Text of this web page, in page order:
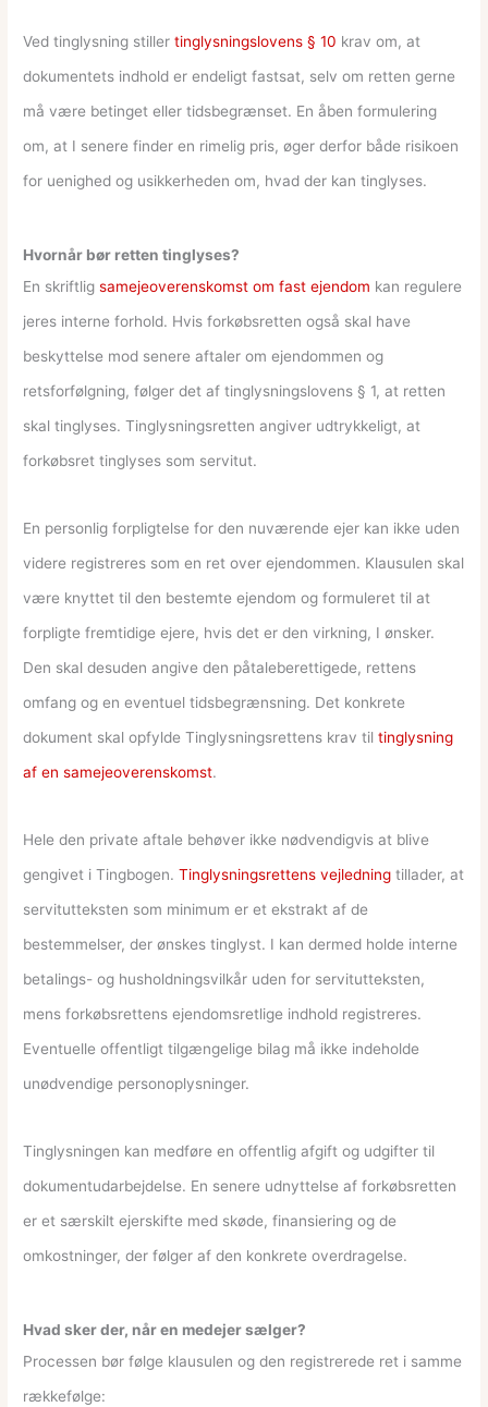
Ved tinglysning stillertinglysningslovens § 10 krav om, at
dokumentets indhold er endeligt fastsat, selv om retten gerne
må være betinget eller tidsbegrænset. En åben formulering
om, at I senere finder en rimelig pris, øger derfor både risikoen
for uenighed og usikkerheden om, hvad der kan tinglyses.
Hvornår bør retten tinglyses?
En skriftligsamejeoverenskomst om fast ejendom kan regulere
jeres interne forhold. Hvis forkøbsretten også skal have
beskyttelse mod senere aftaler om ejendommen og
retsforfølgning, følger det af tinglysningslovens § 1, at retten
skal tinglyses. Tinglysningsretten angiver udtrykkeligt, at
forkøbsret tinglyses som servitut.
En personlig forpligtelse for den nuværende ejer kan ikke uden
videre registreres som en ret over ejendommen. Klausulen skal
være knyttet til den bestemte ejendom og formuleret til at
forpligte fremtidige ejere, hvis det er den virkning, I ønsker.
Den skal desuden angive den påtaleberettigede, rettens
omfang og en eventuel tidsbegrænsning. Det konkrete
dokument skal opfylde Tinglysningsrettens krav tiltinglysning
af en samejeoverenskomst.
Hele den private aftale behøver ikke nødvendigvis at blive
gengivet i Tingbogen.Tinglysningsrettens vejledning tillader, at
servitutteksten som minimum er et ekstrakt af de
bestemmelser, der ønskes tinglyst. I kan dermed holde interne
betalings- og husholdningsvilkår uden for servitutteksten,
mens forkøbsrettens ejendomsretlige indhold registreres.
Eventuelle offentligt tilgængelige bilag må ikke indeholde
unødvendige personoplysninger.
Tinglysningen kan medføre en offentlig afgift og udgifter til
dokumentudarbejdelse. En senere udnyttelse af forkøbsretten
er et særskilt ejerskifte med skøde, finansiering og de
omkostninger, der følger af den konkrete overdragelse.
Hvad sker der, når en medejer sælger?
Processen bør følge klausulen og den registrerede ret i samme
rækkefølge: